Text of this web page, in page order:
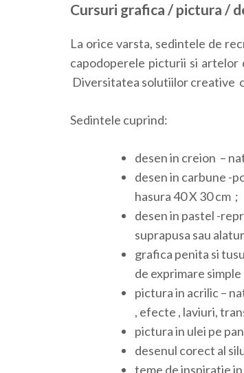
Cursuri grafica / pictura /
La orice varsta, sedintele de
capodoperele picturii si
Diversitatea solutiilor creative
Sedintele cuprind:
desen in creion –
desen in carbune -
hasura 40 X 30 cm ;
desen in pastel -
suprapusa sau
grafica penita si
de exprimare simple
pictura in acrilic –
, efecte , laviuri,
pictura in ulei pe
desenul corect al
teme de inspiratie